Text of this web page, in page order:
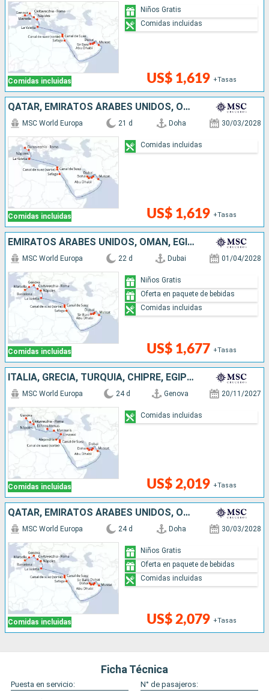
Comidas incluidas US$ 1,619 +Tasas
Niños Gratis
Comidas incluidas
QATAR, EMIRATOS ÁRABES UNIDOS, OMAN, EGIPTO, MALTA, ITALIA
Comidas incluidas
MSC World Europa 21 d Doha 30/03/2028
US$ 1,619 +Tasas
Comidas incluidas
EMIRATOS ÁRABES UNIDOS, OMAN, EGIPTO, MALTA, ITALIA, FRANCIA, ESPAÑA
Comidas incluidas
MSC World Europa 22 d Dubai 01/04/2028
US$ 1,677 +Tasas
Niños Gratis
Oferta en paquete de bebidas
Comidas incluidas
ITALIA, GRECIA, TURQUÍA, CHIPRE, EGIPTO, OMAN, QATAR, EMIRATOS ÁRABES UNIDOS
Comidas incluidas
MSC World Europa 24 d Genova 20/11/2027
US$ 2,019 +Tasas
Comidas incluidas
QATAR, EMIRATOS ÁRABES UNIDOS, OMAN, EGIPTO, MALTA, ITALIA, FRANCIA, ESPAÑA
Comidas incluidas
MSC World Europa 24 d Doha 30/03/2028
US$ 2,079 +Tasas
Niños Gratis
Oferta en paquete de bebidas
Comidas incluidas
Ficha Técnica
Puesta en servicio:
N° de pasajeros: